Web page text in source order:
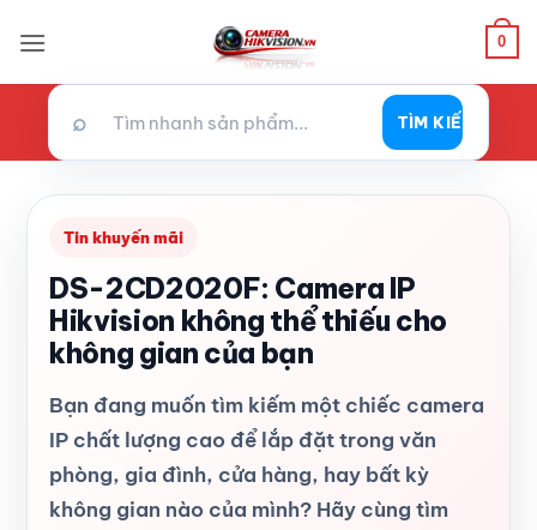
qua
0
⌕ TÌM KIẾM
Tin khuyến mãi
DS-2CD2020F: Camera IP
Hikvision không thể thiếu cho
không gian của bạn
Bạn đang muốn tìm kiếm một chiếc camera
IP chất lượng cao để lắp đặt trong văn
phòng, gia đình, cửa hàng, hay bất kỳ
không gian nào của mình? Hãy cùng tìm